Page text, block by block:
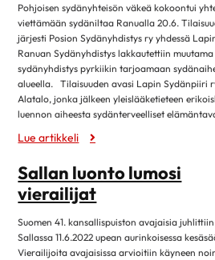
lokakuu 2025
syyskuu 2025
elokuu 2025
kesäkuu 2025
toukokuu 2025
huhtikuu 2025
helmikuu 2025
tammikuu 2025
joulukuu 2024
marraskuu 2024
Pohjoisen sydänyhteisön väkeä kokoontui
viettämään sydäniltaa Ranualla 20.6.
järjesti Posion Sydänyhdistys ry yhdessä
Ranuan Sydänyhdistys lakkautettiin
sydänyhdistys pyrkiikin tarjoamaan
alueella. Tilaisuuden avasi Lapin Sydänpiiri
Alatalo, jonka jälkeen yleislääketieteen
luennon aiheesta sydänterveelliset
Lue artikkeli
Sallan luonto lumosi
vierailijat
Suomen 41. kansallispuiston avajaisia juhlittiin
Sallassa 11.6.2022 upean aurinkoisessa
Vierailijoita avajaisissa arvioitiin käyneen